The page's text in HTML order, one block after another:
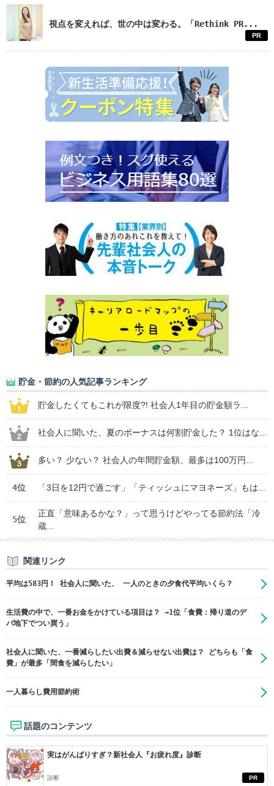
視点を変えれば、世の中は変わる。「Rethink PR...
PR
貯金・節約の人気記事ランキング
貯金したくてもこれが限度?! 社会人1年目の貯金額ラ...
社会人に聞いた、夏のボーナスは何割貯金した？ 1位はな...
多い？ 少ない？ 社会人の年間貯金額、最多は100万円...
4位 「3日を12円で過ごす」「ティッシュにマヨネーズ」もは...
5位
正直「意味あるかな？」って思うけどやってる節約法「冷
蔵...
関連リンク
平均は583円！ 社会人に聞いた、 一人のときの夕食代平均いくら？
生活費の中で、一番お金をかけている項目は？ →1位「食費：帰り道のデ
パ地下でつい買う」
社会人に聞いた、一番減らしたい出費＆減らせない出費は？ どちらも「食
費」が最多「間食を減らしたい」
一人暮らし費用節約術
話題のコンテンツ
PR
実はがんばりすぎ？新社会人『お疲れ度』診断
診断